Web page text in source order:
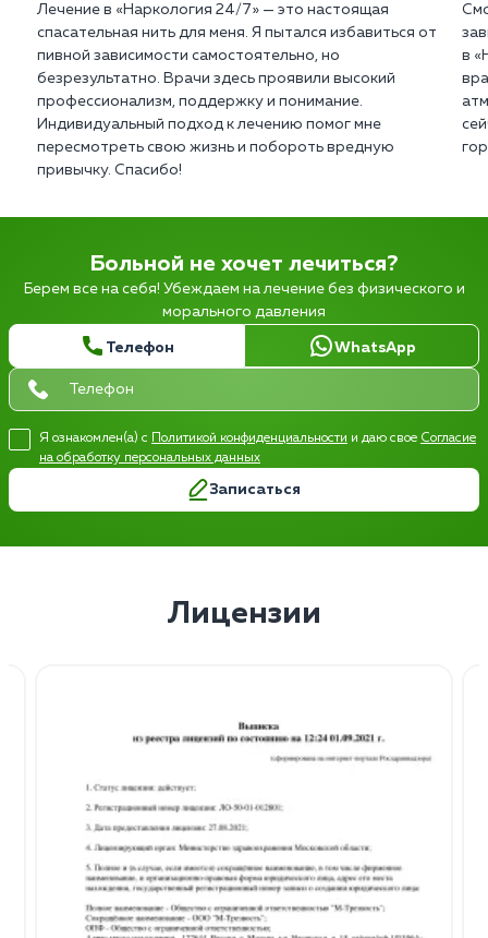
Лечение в «Наркология 24/7» — это настоящая
спасательная нить для меня. Я пытался избавиться от
пивной зависимости самостоятельно, но
безрезультатно. Врачи здесь проявили высокий
профессионализм, поддержку и понимание.
Индивидуальный подход к лечению помог мне
пересмотреть свою жизнь и побороть вредную
привычку. Спасибо!
в
Больной не хочет лечиться?
Берем все на себя! Убеждаем на лечение без физического и
морального давления
Телефон WhatsApp
Я ознакомлен(а) с Политикой конфиденциальности и даю свое Согласие
на обработку персональных данных
Записаться
Лицензии